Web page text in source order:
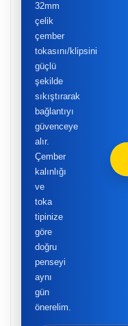
32mm
çelik
çember
tokasını/klipsini
güçlü
şekilde
sıkıştırarak
bağlantıyı
güvenceye
alır.
Çember
kalınlığı
ve
toka
tipinize
göre
doğru
penseyi
aynı
gün
önerelim.